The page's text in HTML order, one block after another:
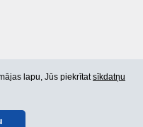
lapu, Jūs piekrītatsīkdatņu